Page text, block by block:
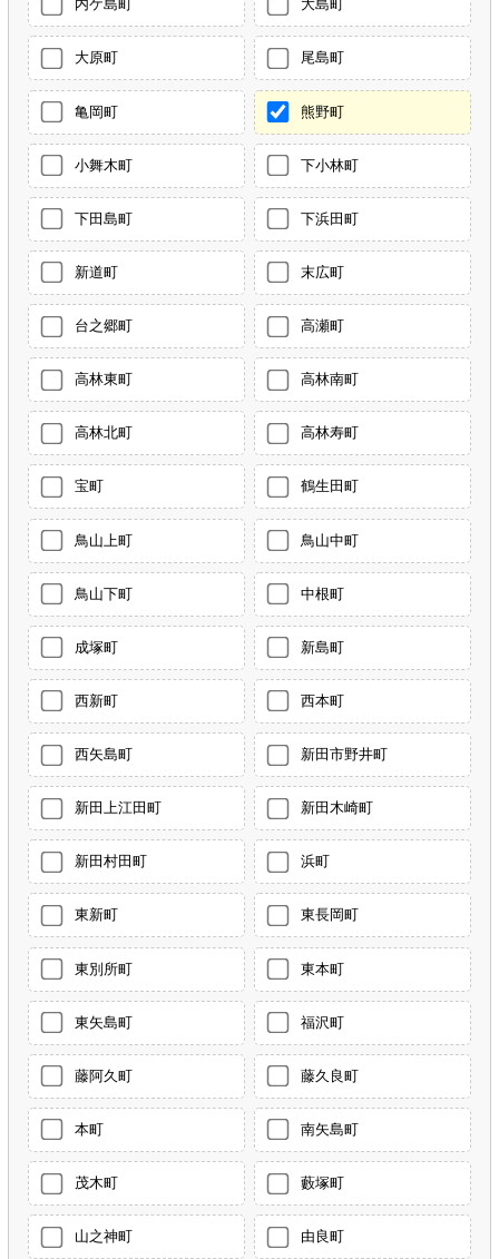
内ケ島町 大島町
大原町 尾島町
亀岡町 熊野町
小舞木町 下小林町
下田島町 下浜田町
新道町 末広町
台之郷町 高瀬町
高林東町 高林南町
高林北町 高林寿町
宝町 鶴生田町
鳥山上町 鳥山中町
鳥山下町 中根町
成塚町 新島町
西新町 西本町
西矢島町 新田市野井町
新田上江田町 新田木崎町
新田村田町 浜町
東新町 東長岡町
東別所町 東本町
東矢島町 福沢町
藤阿久町 藤久良町
本町 南矢島町
茂木町 藪塚町
山之神町 由良町